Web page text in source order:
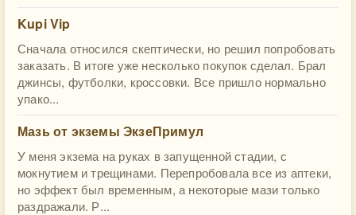
Kupi Vip
Сначала относился скептически, но решил попробовать
заказать. В итоге уже несколько покупок сделал. Брал
джинсы, футболки, кроссовки. Все пришло нормально
упако...
Мазь от экземы ЭкзеПримул
У меня экзема на руках в запущенной стадии, с
мокнутием и трещинами. Перепробовала все из аптеки,
но эффект был временным, а некоторые мази только
раздражали. Р...